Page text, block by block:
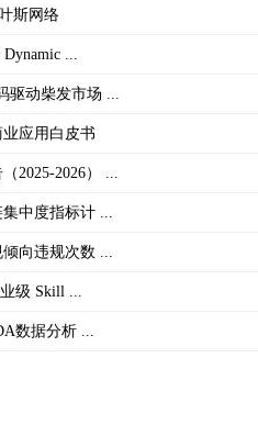
斯网络
...
驱动柴发市场 ...
应用白皮书
2025-2026） ...
中度指标计 ...
向违规次数 ...
级 Skill ...
数据分析 ...